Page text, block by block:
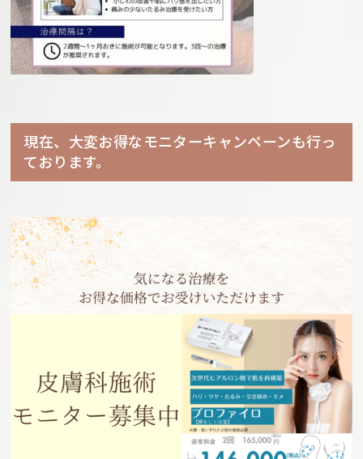
現在、大変お得なモニターキャンペーンも行っ
ております。